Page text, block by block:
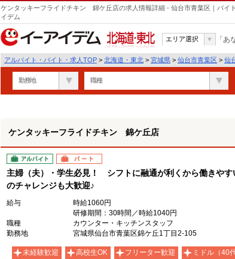
ケンタッキーフライドチキン 錦ケ丘店の求人情報詳細 - 仙台市青葉区｜バイ
イデム
北海道・東北
エリア選択 「
アルバイト・バイト・求人TOP > 北海道・東北 > 宮城県 > 仙台市青葉区 > 仙
勤務地 職種
ケンタッキーフライドチキン 錦ケ丘店
アルバイト パート
主婦（夫）・学生必見！ シフトに融通が利くから働きや
のチャレンジも大歓迎♪
給与
時給1060円
研修期間：30時間／時給1040円
職種
カウンター・キッチンスタッフ
勤務地
宮城県仙台市青葉区錦ケ丘1丁目2-105
未経験歓迎 高校生OK フリーター歓迎 ミドル（40